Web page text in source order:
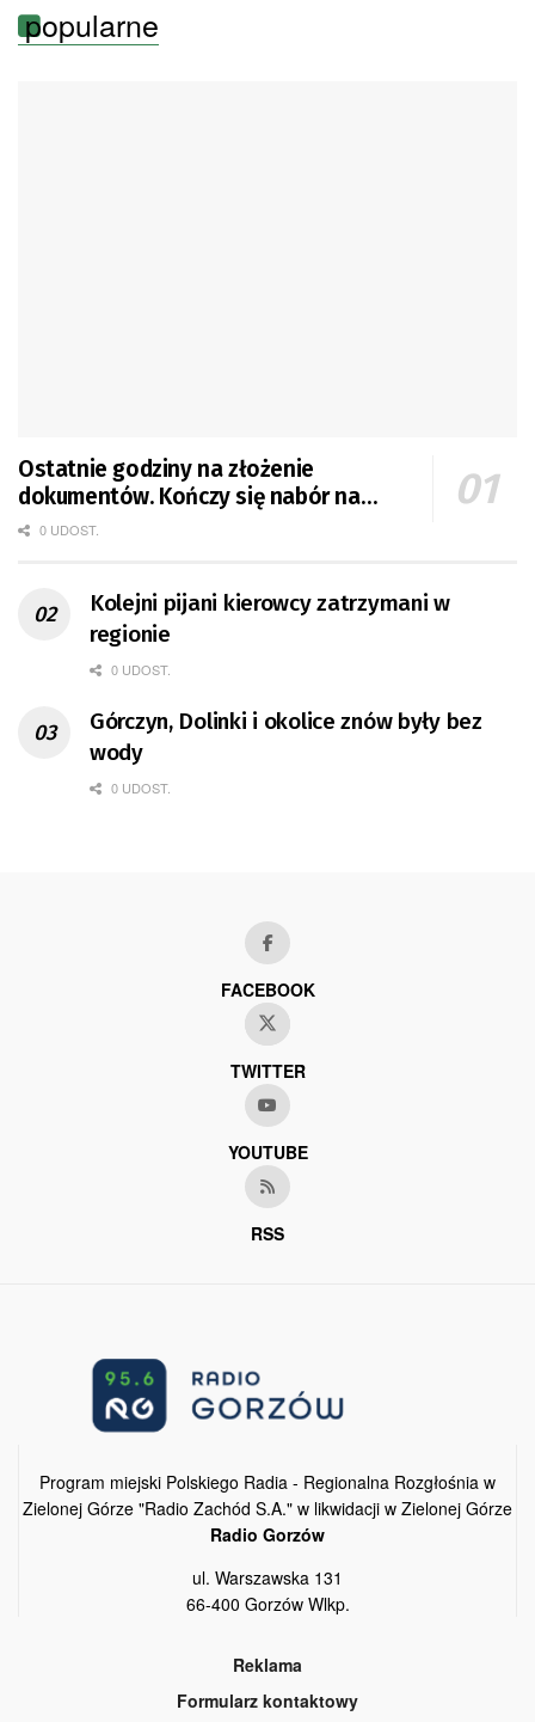
popularne
Ostatnie godziny na złożenie
dokumentów. Kończy się nabór na
mieszkania GTBS
0 UDOST.
Kolejni pijani kierowcy zatrzymani w
regionie
0 UDOST.
Górczyn, Dolinki i okolice znów były bez
wody
0 UDOST.
FACEBOOK
TWITTER
YOUTUBE
RSS
Program miejski Polskiego Radia - Regionalna Rozgłośnia w
Zielonej Górze "Radio Zachód S.A." w likwidacji w Zielonej Górze
Radio Gorzów
ul. Warszawska 131
66-400 Gorzów Wlkp.
Reklama
Formularz kontaktowy